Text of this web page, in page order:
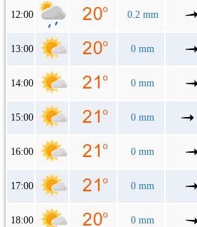
12:00 0.2 mm
13:00 0 mm
14:00 0 mm
15:00 0 mm
16:00 0 mm
17:00 0 mm
18:00 0 mm